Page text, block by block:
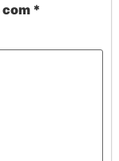
com *